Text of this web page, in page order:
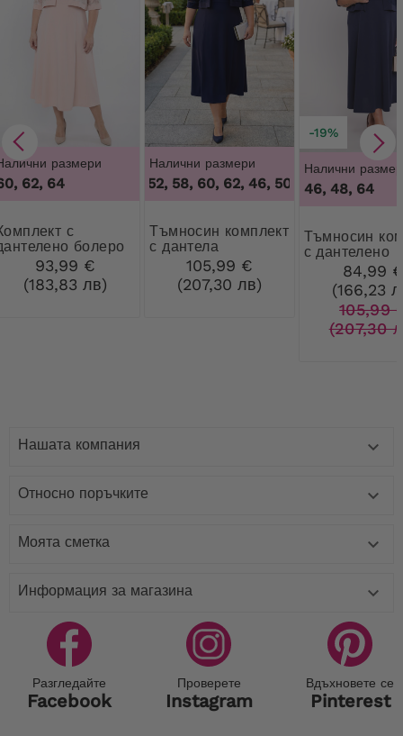
размери
62, 64
с
болеро
93,99 €
(183,83 лв)
Налични размери
46, 50, 52, 58, 60, 62,46, 50, 52, 58, 60, 62
Тъмносин комплект
с дантела
105,99 €
(207,30 лв)
-19%
Налични
46, 48, 64
Тъмносин комплект
с дантелено
болеро84,99
(166,23
105,99
(207,30
Нашата компания 
Относно поръчките 
Моята сметка 
Информация за магазина 
Разгледайте
Facebook
Проверете
Instagram
Вдъхновете се
Pinterest